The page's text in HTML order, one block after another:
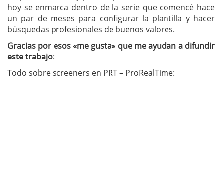
hoy se enmarca dentro de la serie que comencé hace
un par de meses para configurar la plantilla y hacer
búsquedas profesionales de buenos valores.
Gracias por esos «me gusta» que me ayudan a difundir
este trabajo:
Todo sobre screeners en PRT – ProRealTime: